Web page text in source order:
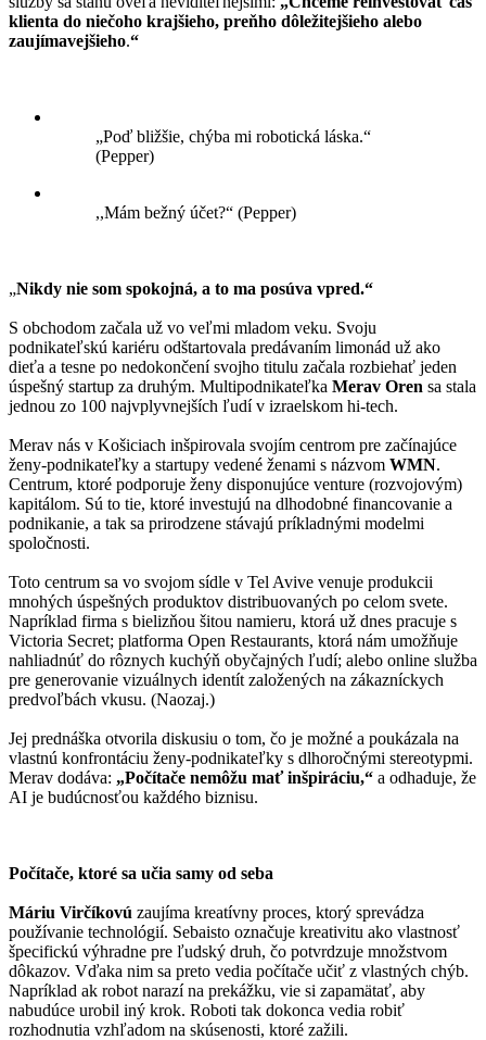
klienta do niečoho krajšieho, preňho dôležitejšieho alebo
zaujímavejšieho.“
„Poď bližšie, chýba mi robotická láska.“
(Pepper)
,,Mám bežný účet?“ (Pepper)
„Nikdy nie som spokojná, a to ma posúva vpred.“
S obchodom začala už vo veľmi mladom veku. Svoju
podnikateľskú kariéru odštartovala predávaním limonád už ako
dieťa a tesne po nedokončení svojho titulu začala rozbiehať jeden
úspešný startup za druhým. Multipodnikateľka Merav Oren sa stala
jednou zo 100 najvplyvnejších ľudí v izraelskom hi-tech.
Merav nás v Košiciach inšpirovala svojím centrom pre začínajúce
ženy-podnikateľky a startupy vedené ženami s názvom WMN.
Centrum, ktoré podporuje ženy disponujúce venture (rozvojovým)
kapitálom. Sú to tie, ktoré investujú na dlhodobné financovanie a
podnikanie, a tak sa prirodzene stávajú príkladnými modelmi
spoločnosti.
Toto centrum sa vo svojom sídle v Tel Avive venuje produkcii
mnohých úspešných produktov distribuovaných po celom svete.
Napríklad firma s bielizňou šitou namieru, ktorá už dnes pracuje s
Victoria Secret; platforma Open Restaurants, ktorá nám umožňuje
nahliadnúť do rôznych kuchýň obyčajných ľudí; alebo online služba
pre generovanie vizuálnych identít založených na zákazníckych
predvoľbách vkusu. (Naozaj.)
Jej prednáška otvorila diskusiu o tom, čo je možné a poukázala na
vlastnú konfrontáciu ženy-podnikateľky s dlhoročnými stereotypmi.
Merav dodáva: „Počítače nemôžu mať inšpiráciu,“ a odhaduje, že
AI je budúcnosťou každého biznisu.
Počítače, ktoré sa učia samy od seba
Máriu Virčíkovú zaujíma kreatívny proces, ktorý sprevádza
používanie technológií. Sebaisto označuje kreativitu ako vlastnosť
špecifickú výhradne pre ľudský druh, čo potvrdzuje množstvom
dôkazov. Vďaka nim sa preto vedia počítače učiť z vlastných chýb.
Napríklad ak robot narazí na prekážku, vie si zapamätať, aby
nabudúce urobil iný krok. Roboti tak dokonca vedia robiť
rozhodnutia vzhľadom na skúsenosti, ktoré zažili.